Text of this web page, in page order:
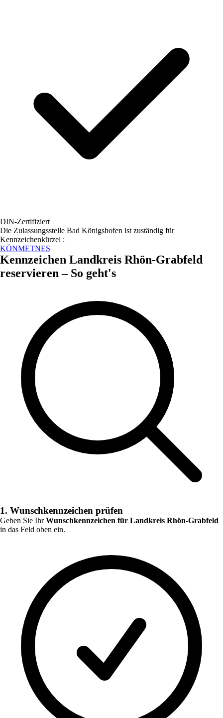
DIN-Zertifiziert
Die Zulassungsstelle Bad Königshofen ist zuständig für
Kennzeichenkürzel :
KÖNMETNES
Kennzeichen Landkreis Rhön-Grabfeld
reservieren – So geht's
1. Wunschkennzeichen prüfen
Geben Sie IhrWunschkennzeichen für Landkreis Rhön-Grabfeld
in das Feld oben ein.